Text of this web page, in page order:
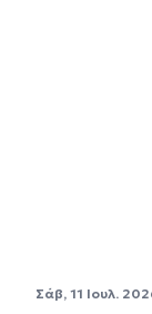
Σάβ, 11 Ιουλ.